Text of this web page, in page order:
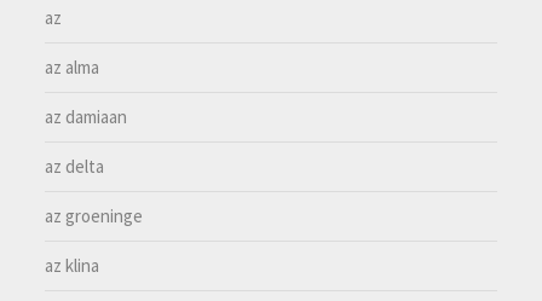
az
az alma
az damiaan
az delta
az groeninge
az klina